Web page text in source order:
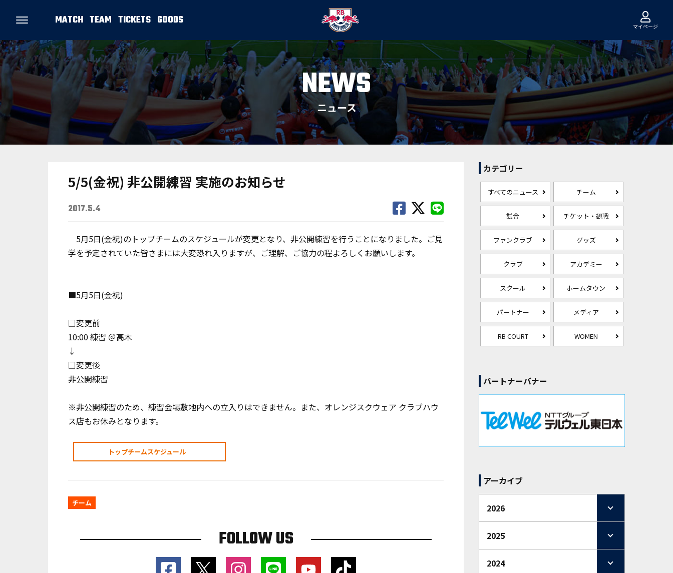
MATCH TEAM TICKETS GOODS マイページ
NEWS
ニュース
5/5(金祝) 非公開練習 実施のお知らせ
2017.5.4
5月5日(金祝)のトップチームのスケジュールが変更となり、非公開練習を行うことになりました。ご見
学を予定されていた皆さまには大変恐れ入りますが、ご理解、ご協力の程よろしくお願いします。
■5月5日(金祝)
□変更前
10:00 練習 ＠高木
↓
□変更後
非公開練習
※非公開練習のため、練習会場敷地内への立入りはできません。また、オレンジスクウェア クラブハウ
ス店もお休みとなります。
トップチームスケジュール
チーム
FOLLOW US
カテゴリー
すべてのニュース チーム
試合 チケット・観戦
ファンクラブ グッズ
クラブ アカデミー
スクール ホームタウン
パートナー メディア
RB COURT WOMEN
パートナーバナー
アーカイブ
2026
2025
2024